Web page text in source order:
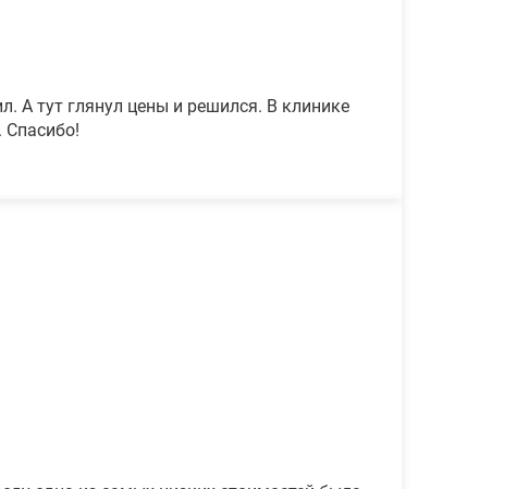
А тут глянул цены и решился. В клинике
Спасибо!